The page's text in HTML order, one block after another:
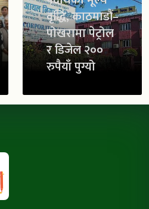
वृद्धि, काठमाडौं–
पोखरामा पेट्रोल
र डिजेल २००
रुपैयाँ पुग्यो